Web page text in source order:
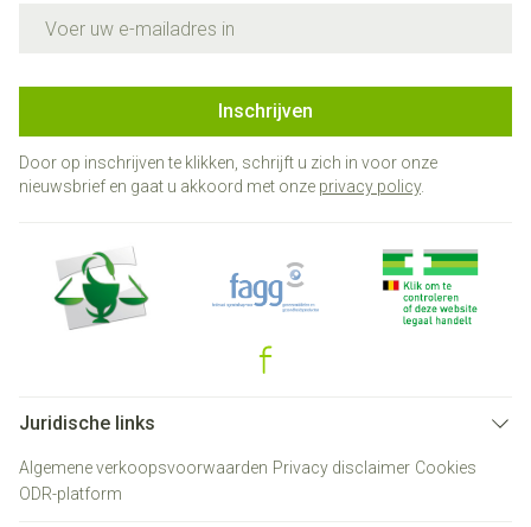
Inschrijven
Door op inschrijven te klikken, schrijft u zich in voor onze
nieuwsbrief en gaat u akkoord met onze privacy policy.
Juridische links
Algemene verkoopsvoorwaarden Privacy disclaimer Cookies
ODR-platform